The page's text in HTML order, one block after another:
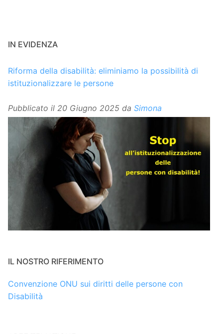
IN EVIDENZA
Riforma della disabilità: eliminiamo la possibilità di
istituzionalizzare le persone
Pubblicato il 20 Giugno 2025 da Simona
IL NOSTRO RIFERIMENTO
Convenzione ONU sui diritti delle persone con
Disabilità